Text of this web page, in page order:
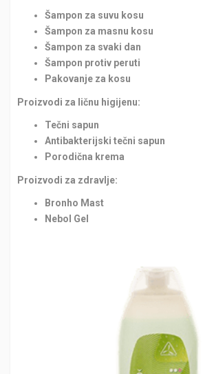
Šampon za suvu kosu
Šampon za masnu kosu
Šampon za svaki dan
Šampon protiv peruti
Pakovanje za kosu
Proizvodi za ličnu higijenu:
Tečni sapun
Antibakterijski tečni sapun
Porodična krema
Proizvodi za zdravlje:
Bronho Mast
Nebol Gel